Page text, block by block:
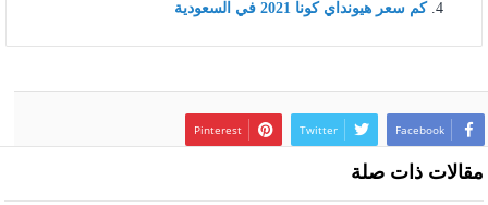
كم سعر هيونداي كونا 2021 في السعودية
Facebook
Twitter
Pinterest
مقالات ذات صلة